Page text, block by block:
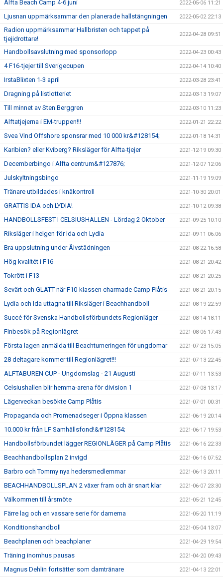
Alfta Beach Camp 4-6 juni 2022-05-06 11:21
Ljusnan uppmärksammar den planerade hallstängningen 2022-05-02 22:13
Radion uppmärksammar Hallbristen och tappet på
tjejidrottare!
2022-04-28 09:51
Handbollsavslutning med sponsorlopp 2022-04-23 00:43
4 F16-tjejer till Sverigecupen 2022-04-14 10:40
IrstaBlixten 1-3 april 2022-03-28 23:41
Dragning på listlotteriet 2022-03-13 19:07
Till minnet av Sten Berggren 2022-03-10 11:23
Alftatjejerna i EM-truppen!!! 2022-01-21 22:22
Svea Vind Offshore sponsrar med 10 000 kr&#128154; 2022-01-18 14:31
Karibien? eller Kviberg? Riksläger för Alfta-tjejer 2021-12-19 09:30
Decemberbingo i Alfta centrum&#127876; 2021-12-07 12:06
Julskyltningsbingo 2021-11-19 19:09
Tränare utbildades i knäkontroll 2021-10-30 20:01
GRATTIS IDA och LYDIA! 2021-10-12 09:38
HANDBOLLSFEST I CELSIUSHALLEN - Lördag 2 Oktober 2021-09-25 10:10
Riksläger i helgen för Ida och Lydia 2021-09-11 06:06
Bra uppslutning under Älvstädningen 2021-08-22 16:58
Hög kvalitét i F16 2021-08-21 20:42
Tokrött i F13 2021-08-21 20:25
Sevärt och GLATT när F10-klassen charmade Camp Plåtis 2021-08-21 20:15
Lydia och Ida uttagna till Riksläger i Beachhandboll 2021-08-19 22:59
Succé för Svenska Handbollsförbundets Regionläger 2021-08-14 18:11
Finbesök på Regionlägret 2021-08-06 17:43
Första lagen anmälda till Beachturneringen för ungdomar 2021-07-23 15:05
28 deltagare kommer till Regionlägret!!! 2021-07-13 22:45
ALFTABUREN CUP - Ungdomslag - 21 Augusti 2021-07-11 13:53
Celsiushallen blir hemma-arena för division 1 2021-07-08 13:17
Lägerveckan besökte Camp Plåtis 2021-07-01 00:31
Propaganda och Promenadseger i Öppna klassen 2021-06-19 20:14
10.000 kr från LF Samhällsfond!&#128154; 2021-06-17 19:53
Handbollsförbundet lägger REGIONLÄGER på Camp Plåtis 2021-06-16 22:33
Beachhandbollsplan 2 invigd 2021-06-16 07:52
Barbro och Tommy nya hedersmedlemmar 2021-06-13 20:11
BEACHHANDBOLLSPLAN 2 växer fram och är snart klar 2021-06-07 23:30
Välkommen till årsmöte 2021-05-21 12:45
Färre lag och en vassare serie för damerna 2021-05-20 11:19
Konditionshandboll 2021-05-04 13:07
Beachplanen och beachplaner 2021-04-29 19:54
Träning inomhus pausas 2021-04-20 09:43
Magnus Dehlin fortsätter som damtränare 2021-04-13 22:01